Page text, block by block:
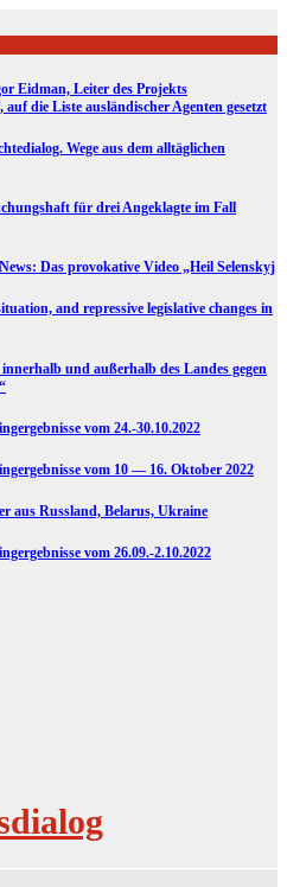
Eidman, Leiter des Projekts
die Liste ausländischer Agenten gesetzt
Wege aus dem alltäglichen
für drei Angeklagte im Fall
Das provokative Video „Heil Selenskyj
and repressive legislative changes in
und außerhalb des Landes gegen
vom 24.-30.10.2022
vom 10 — 16. Oktober 2022
aus Russland, Belarus, Ukraine
vom 26.09.-2.10.2022